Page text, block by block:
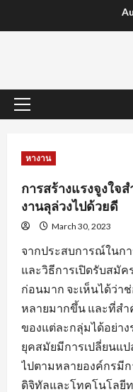
to
Primary
หางาน
การสร้างแรงจูงใจ
งานลุล่วงไปด้วยดี
March 30, 2023
จากประสบการณ์ในก
และวิธีการเปิดรับสมั
ก่อนมาก จะเห็นได้ว่า
หลายมากขึ้น และที่สำ
ของแต่ละกลุ่มได้อย่าง
ยุคสมัยมีการเปลี่ยนแ
ไปตามหลายองค์กรมี
ดิจิทัลและโทคโนโลยี